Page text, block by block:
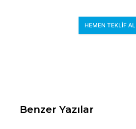
HEMEN TEKLİF AL
Benzer Yazılar